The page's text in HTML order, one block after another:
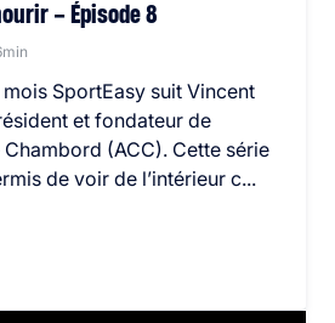
– Épisode 8
SportEasy suit Vincent
et fondateur de
Chambord (ACC). Cette série
de voir de l’intérieur c...